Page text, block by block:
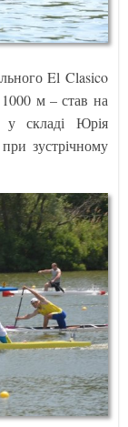
El Clasico
1000 м – став на
у складі Юрія
зустрічному